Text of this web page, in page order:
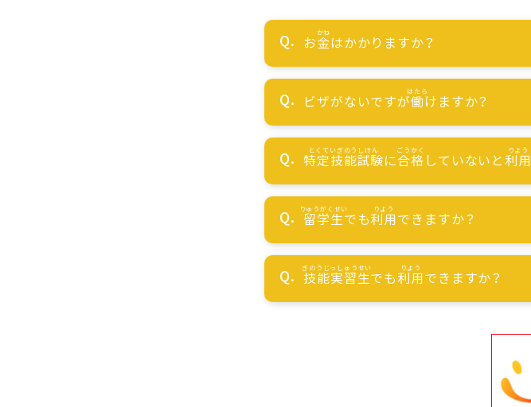
お金はかかりますか？
ビザがないですが働けますか？
特定技能試験に合格 していないと利用
留学生でも利用できますか？
技能実習生でも利用できますか？